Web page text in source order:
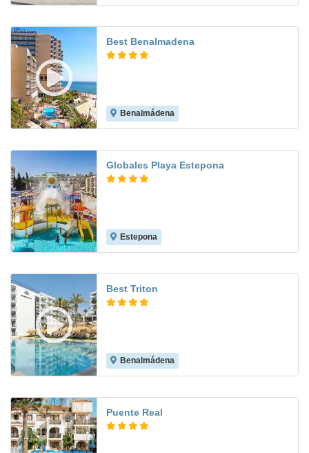
Best Benalmadena
Benalmádena
Globales Playa Estepona
Estepona
Best Triton
Benalmádena
Puente Real